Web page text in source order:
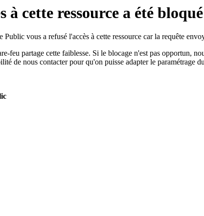
à cette ressource a été bloqué
vous a refusé l'accès à cette ressource car la requête
feu partage cette faiblesse. Si le blocage n'est pas opportun,
de nous contacter pour qu'on puisse adapter le paramétrage